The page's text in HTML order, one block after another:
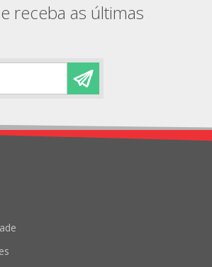
receba as últimas